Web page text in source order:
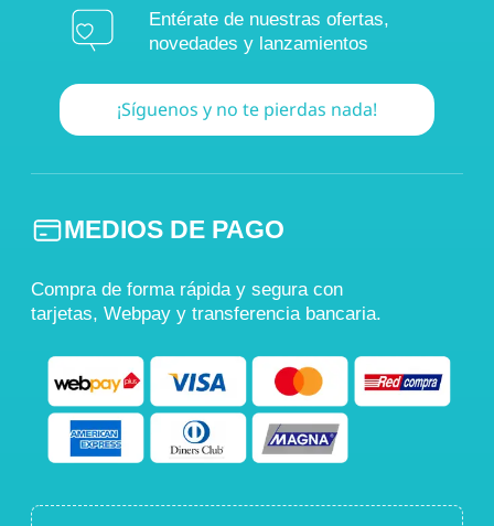
Entérate de nuestras ofertas,
novedades y lanzamientos
¡Síguenos y no te pierdas nada!
MEDIOS DE PAGO
Compra de forma rápida y segura con
tarjetas, Webpay y transferencia bancaria.